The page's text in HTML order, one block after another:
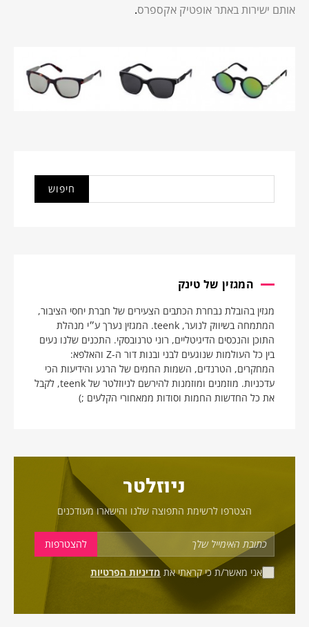
אותם ישירות באתר אופטיק אקספרס.
המגזין של טינק
מגזין בהובלת נבחרת הכתבים הצעירים של חברת יחסי הציבור,
המתמחה בשיווק לנוער, teenk. המגזין נערך ע״י מנהלת
התוכן והנכסים הדיגיטליים, רוני טרנובסקי. התכנים שלנו נעים
בין כל העולמות שנוגעים לבני ובנות דור ה-Z והאלפא:
המחקרים, הטרנדים, השמות החמים של הרגע והידיעות הכי
עדכניות. מוזמנים ומוזמנות להירשם לניוזלטר של teenk, לקבל
את כל החדשות החמות וסודות ממאחורי הקלעים ;)
ניוזלטר
הצטרפו לרשימת התפוצה שלנו והישארו מעודכנים
אני מאשר/ת כי קראתי את מדיניות הפרטיות